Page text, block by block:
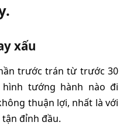
xấu
trước trán từ trước 30
tướng hành nào đi
thuận lợi, nhất là với
đỉnh đầu.